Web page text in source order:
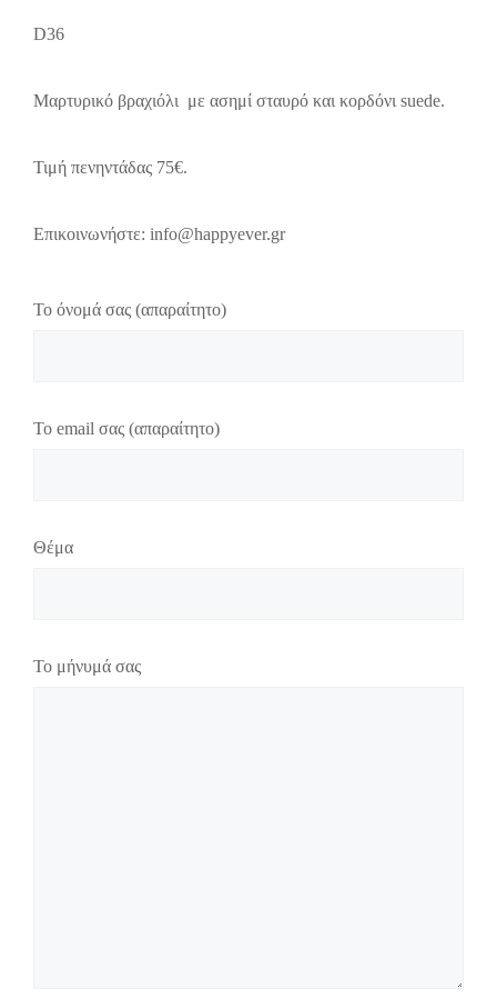
D36
Μαρτυρικό βραχιόλι με ασημί σταυρό και κορδόνι suede.
Τιμή πενηντάδας 75€.
Επικοινωνήστε: info@happyever.gr
Το όνομά σας (απαραίτητο)
Το email σας (απαραίτητο)
Θέμα
Το μήνυμά σας